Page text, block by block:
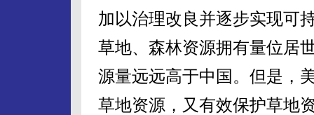
加以治理改良并逐步实现可
草地、森林资源拥有量位居
源量远远高于中国。但是，
草地资源，又有效保护草地